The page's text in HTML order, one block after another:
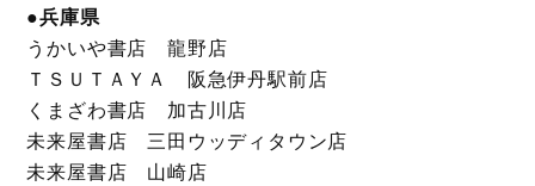
●兵庫県
うかいや書店 龍野店
ＴＳＵＴＡＹＡ 阪急伊丹駅前店
くまざわ書店 加古川店
未来屋書店 三田ウッディタウン店
未来屋書店 山崎店